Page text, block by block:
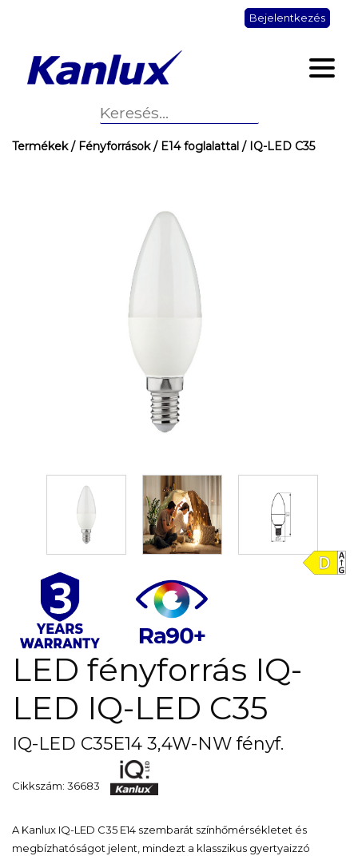
Bejelentkezés
Termékek/ Fényforrások/ E14 foglalattal / IQ-LED C35
LED fényforrás IQ-
LED IQ-LED C35
IQ-LED C35E14 3,4W-NW fényf.
Cikkszám: 36683
A Kanlux IQ-LED C35 E14 szembarát színhőmérsékletet és
megbízhatóságot jelent, mindezt a klasszikus gyertyaizzó